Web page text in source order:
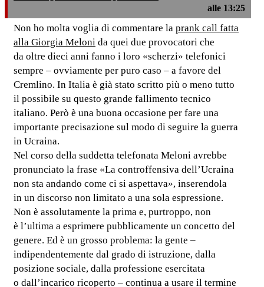
alle 13:25
Non ho molta voglia di commentare la prank call fatta
alla Giorgia Meloni da quei due provocatori che
da oltre dieci anni fanno i loro «scherzi» telefonici
sempre – ovviamente per puro caso – a favore del
Cremlino. In Italia è già stato scritto più o meno tutto
il possibile su questo grande fallimento tecnico
italiano. Però è una buona occasione per fare una
importante precisazione sul modo di seguire la guerra
in Ucraina.
Nel corso della suddetta telefonata Meloni avrebbe
pronunciato la frase «La controffensiva dell’Ucraina
non sta andando come ci si aspettava», inserendola
in un discorso non limitato a una sola espressione.
Non è assolutamente la prima e, purtroppo, non
è l’ultima a esprimere pubblicamente un concetto del
genere. Ed è un grosso problema: la gente –
indipendentemente dal grado di istruzione, dalla
posizione sociale, dalla professione esercitata
o dall’incarico ricoperto – continua a usare il termine